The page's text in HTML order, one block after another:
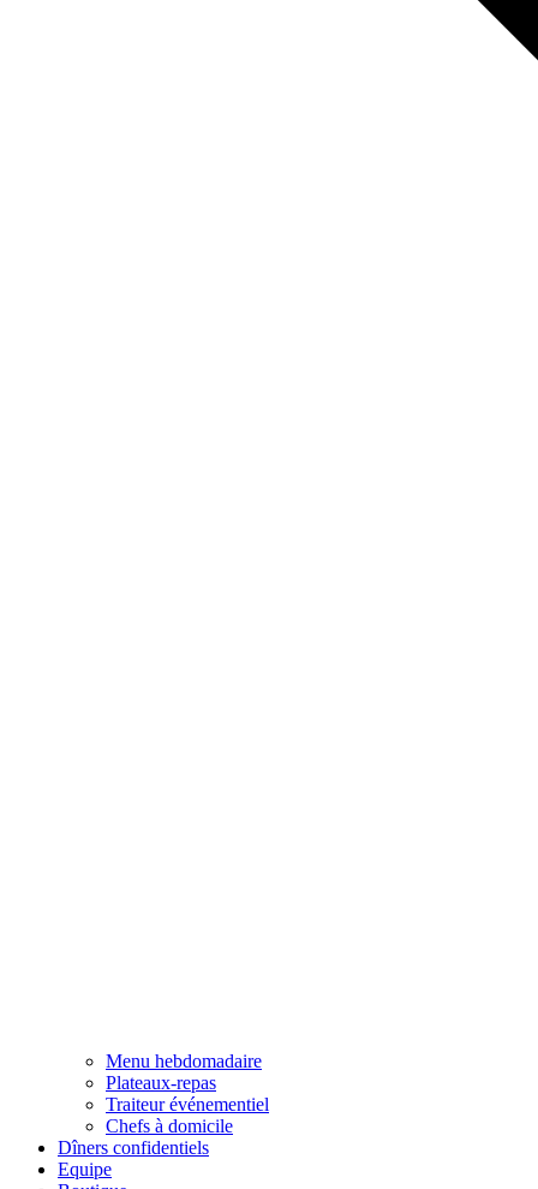
Menu hebdomadaire
Plateaux-repas
Traiteur événementiel
Chefs à domicile
Dîners confidentiels
Equipe